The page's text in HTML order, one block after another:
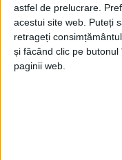
astfel de prelucrare.
acestui site web. Puteți
retrageți
și făcând clic pe
paginii web.
Arhive